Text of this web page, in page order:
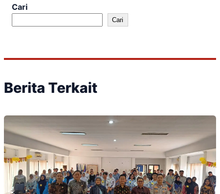
Cari
Cari
Berita Terkait